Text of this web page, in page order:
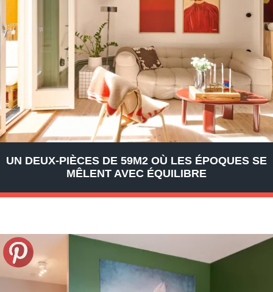
UN DEUX-PIÈCES DE 59M2 OÙ LES ÉPOQUES SE
MÊLENT AVEC ÉQUILIBRE